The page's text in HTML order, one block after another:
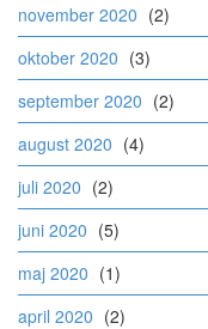
november 2020 (2)
oktober 2020 (3)
september 2020 (2)
august 2020 (4)
juli 2020 (2)
juni 2020 (5)
maj 2020 (1)
april 2020 (2)